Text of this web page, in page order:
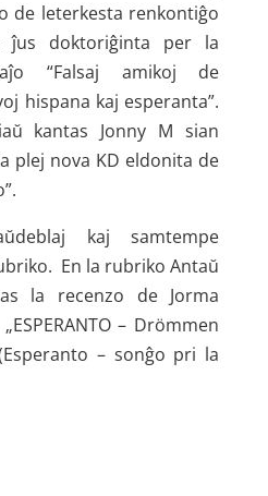
de leterkesta renkontiĝo
ĵus doktoriĝinta per la
“Falsaj amikoj de
hispana kaj esperanta”.
kantas Jonny M sian
plej nova KD eldonita de
kaj samtempe
En la rubriko Antaŭ
la recenzo de Jorma
– Drömmen
– sonĝo pri la